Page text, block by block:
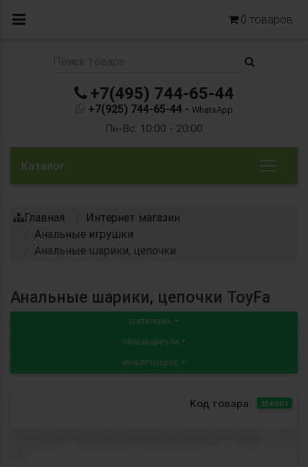
0 товаров
+7(495) 744-65-44
+7(925) 744-65-44 - WhatsApp
Пн-Вс: 10:00 - 20:00
Каталог
Главная
Интернет магазин
Анальные игрушки
Анальные шарики, цепочки
Анальные шарики, цепочки ToyFa
СОРТИРОВКА:
ПРОИЗВОДИТЕЛИ
ФИЛЬТР ПО ЦЕНЕ
Код товара: 356001